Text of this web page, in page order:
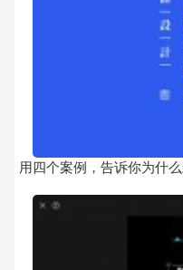
用四个案例，告诉你为什